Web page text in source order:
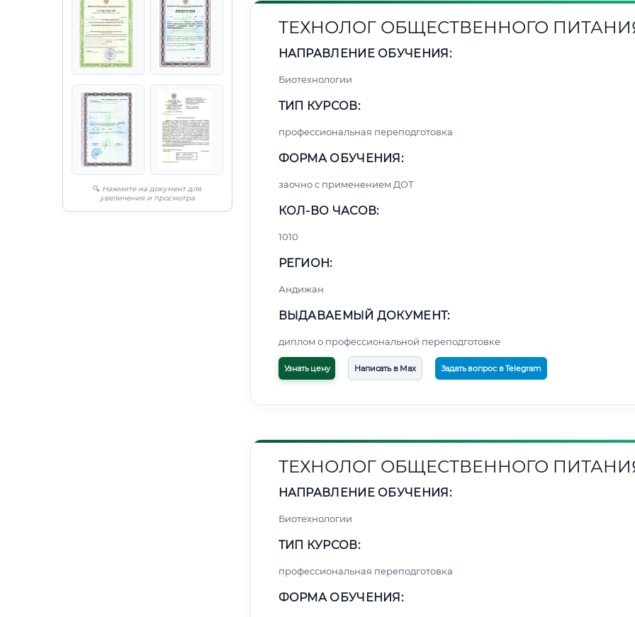
🔍 Нажмите на документ для
увеличения и просмотра
ТЕХНОЛОГ ОБЩЕСТВЕННОГО
НАПРАВЛЕНИЕ ОБУЧЕНИЯ:
Биотехнологии
ТИП КУРСОВ:
профессиональная переподготовка
ФОРМА ОБУЧЕНИЯ:
заочно с применением ДОТ
КОЛ-ВО ЧАСОВ:
1010
РЕГИОН:
Андижан
ВЫДАВАЕМЫЙ ДОКУМЕНТ:
диплом о профессиональной переподготовке
Узнать цену Написать в Max Задать вопрос в Telegram
ТЕХНОЛОГ ОБЩЕСТВЕННОГО
НАПРАВЛЕНИЕ ОБУЧЕНИЯ:
Биотехнологии
ТИП КУРСОВ:
профессиональная переподготовка
ФОРМА ОБУЧЕНИЯ: